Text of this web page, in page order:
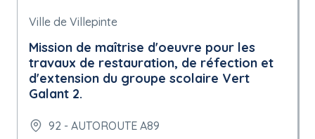
Ville de Villepinte
Mission de maîtrise d'oeuvre pour les
travaux de restauration, de réfection et
d'extension du groupe scolaire Vert
Galant 2.
92 - AUTOROUTE A89